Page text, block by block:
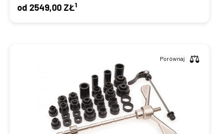
od 2549,00 ZŁ1
Porównaj